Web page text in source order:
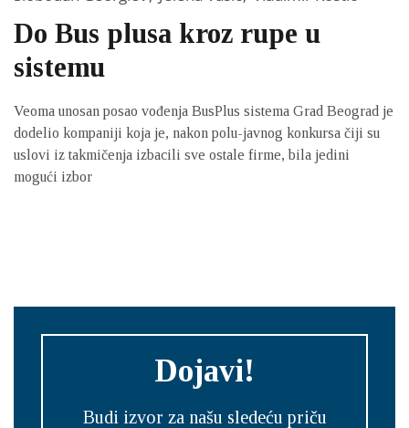
Do Bus plusa kroz rupe u
sistemu
Veoma unosan posao vođenja BusPlus sistema Grad Beograd je
dodelio kompaniji koja je, nakon polu-javnog konkursa čiji su
uslovi iz takmičenja izbacili sve ostale firme, bila jedini
mogući izbor
Dojavi!
Budi izvor za našu sledeću priču